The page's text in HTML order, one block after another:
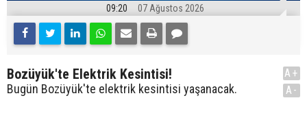
09:20 07 Ağustos 2026
Bozüyük'te Elektrik Kesintisi!
Bugün Bozüyük'te elektrik kesintisi yaşanacak.
A+
A-